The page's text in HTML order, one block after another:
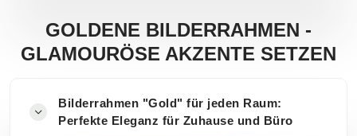
GOLDENE BILDERRAHMEN -
GLAMOURÖSE AKZENTE SETZEN
Bilderrahmen "Gold" für jeden Raum:
Perfekte Eleganz für Zuhause und Büro